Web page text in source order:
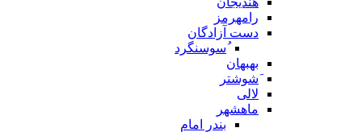
رامهرمز
دست آزادگان
ُسوسنگرد
بهبهان
َشوشتر
لالی
ماهشهر
بندر امام